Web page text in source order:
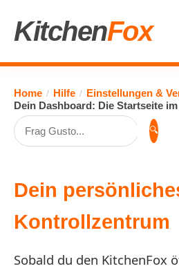
KitchenFox
Home / Hilfe / Einstellungen &
Dein Dashboard: Die Startseite
🔍
Dein
Kontrollzentrum
Sobald du den KitchenFox